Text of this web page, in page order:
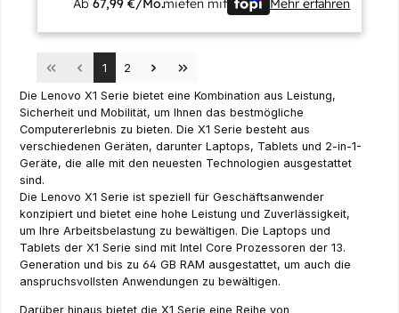
Ab67,99 €/Mo.mieten mit Mehr erfahren
Seite
1 Seite
2
Die Lenovo X1 Serie bietet eine Kombination aus Leistung,
Sicherheit und Mobilität, um Ihnen das bestmögliche
Computererlebnis zu bieten. Die X1 Serie besteht aus
verschiedenen Geräten, darunter Laptops, Tablets und 2-in-1-
Geräte, die alle mit den neuesten Technologien ausgestattet
sind.
Die Lenovo X1 Serie ist speziell für Geschäftsanwender
konzipiert und bietet eine hohe Leistung und Zuverlässigkeit,
um Ihre Arbeitsbelastung zu bewältigen. Die Laptops und
Tablets der X1 Serie sind mit Intel Core Prozessoren der 13.
Generation und bis zu 64 GB RAM ausgestattet, um auch die
anspruchsvollsten Anwendungen zu bewältigen.
Darüber hinaus bietet die X1 Serie eine Reihe von